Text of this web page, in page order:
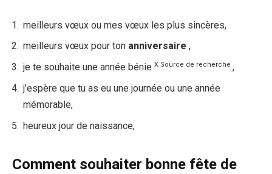
meilleurs vœux ou mes vœux les plus sincères,
meilleurs vœux pour ton anniversaire ,
je te souhaite une année bénie X Source de recherche ,
j’espère que tu as eu une journée ou une année
mémorable,
heureux jour de naissance,
Comment souhaiter bonne fête de